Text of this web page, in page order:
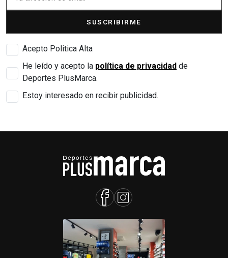
SUSCRIBIRME
Acepto Politica Alta
He leído y acepto la política de privacidad de
Deportes PlusMarca.
Estoy interesado en recibir publicidad.